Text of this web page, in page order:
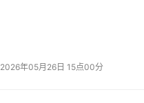
2026年05月26日 15点00分